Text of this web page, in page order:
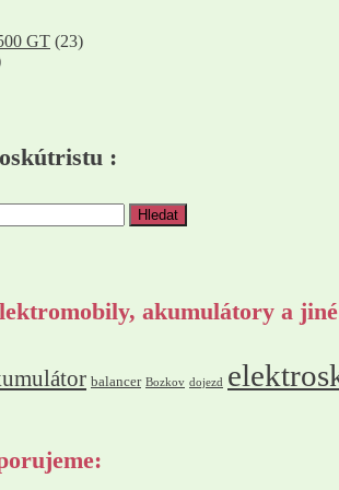
GT (23)
:
akumulátory a
balancer Bozkov dojezd